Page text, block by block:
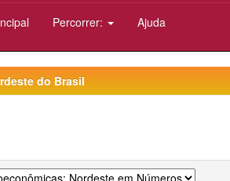
Percorrer: Ajuda
do Brasil